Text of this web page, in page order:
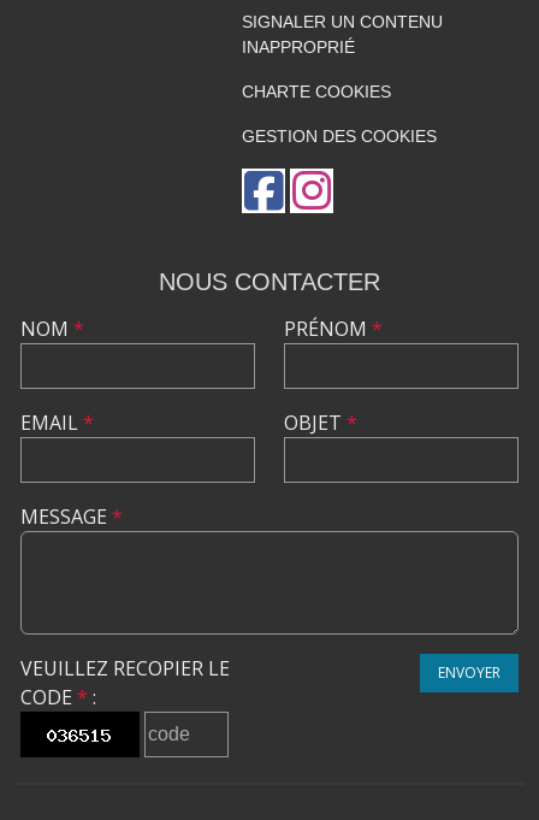
SIGNALER UN CONTENU
INAPPROPRIÉ
CHARTE COOKIES
GESTION DES COOKIES
NOUS CONTACTER
NOM *
EMAIL*
PRÉNOM *
OBJET *
MESSAGE *
VEUILLEZ RECOPIER LE
CODE * :
ENVOYER